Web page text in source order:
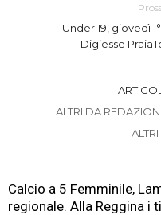
Under 19, giovedì
Digiesse
ALTRI DA
Calcio a 5 Femminile,
regionale. Alla Reggina i